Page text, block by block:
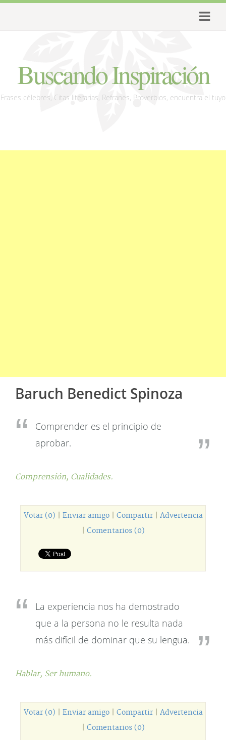
Buscando Inspiración
Frases célebres, Citas literarias, Refranes, Proverbios, encuentra el tuyo
Baruch Benedict Spinoza
Comprender es el principio de
aprobar.
Comprensión, Cualidades.
Votar (0) Enviar amigo| Compartir| Advertencia
Comentarios (0)
La experiencia nos ha demostrado
que a la persona no le resulta nada
más difícil de dominar que su lengua.
Hablar, Ser humano.
Votar (0) Enviar amigo| Compartir| Advertencia
Comentarios (0)